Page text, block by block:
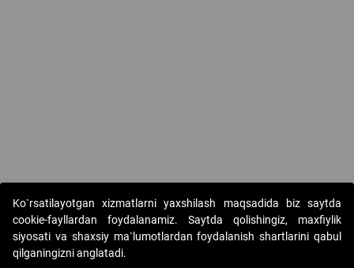
Copyright © 2017-2026. "Elektron onlayn-auksionlarni
Ko`rsatilayotgan xizmatlarni yaxshilash maqsadida biz saytda
cookie-fayllardan foydalanamiz. Saytda qolishingiz, maxfiylik
siyosati va shaxsiy ma`lumotlardan foydalanish shartlarini qabul
qilganingizni anglatadi.